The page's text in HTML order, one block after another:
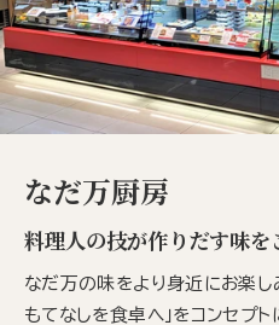
なだ万厨房
料理人の技が作りだす味を
なだ万の味をより身近にお楽し
もてなしを食卓へ」をコンセプ